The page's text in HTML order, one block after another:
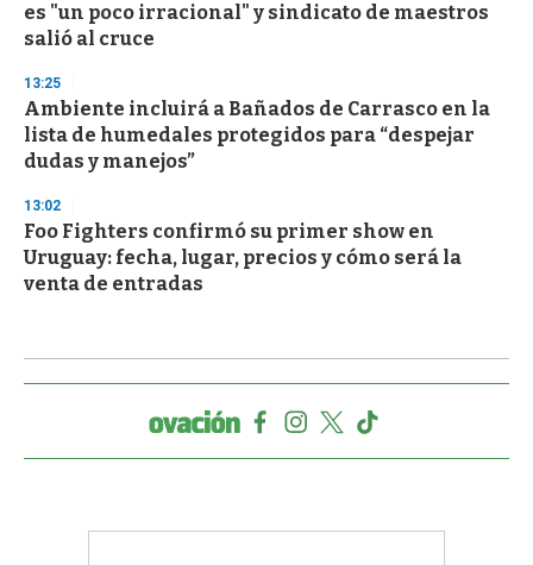
es "un poco irracional" y sindicato de maestros
salió al cruce
13:25
Ambiente incluirá a Bañados de Carrasco en la
lista de humedales protegidos para “despejar
dudas y manejos”
13:02
Foo Fighters confirmó su primer show en
Uruguay: fecha, lugar, precios y cómo será la
venta de entradas